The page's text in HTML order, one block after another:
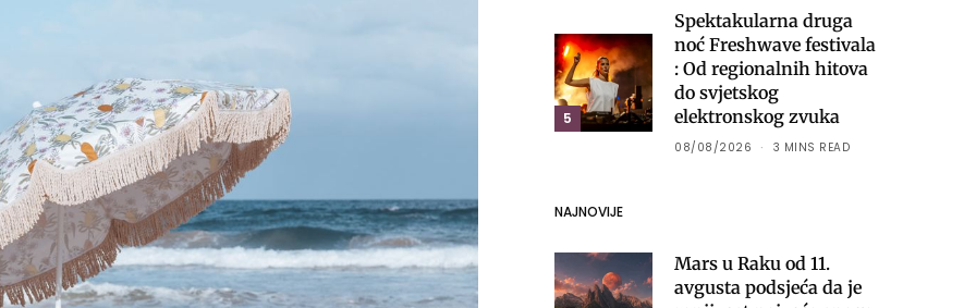
5
Spektakularna druga
noć Freshwave festivala
: Od regionalnih hitova
do svjetskog
elektronskog zvuka
08/08/2026 3 MINS READ
NAJNOVIJE
Mars u Raku od 11.
avgusta podsjeća da je